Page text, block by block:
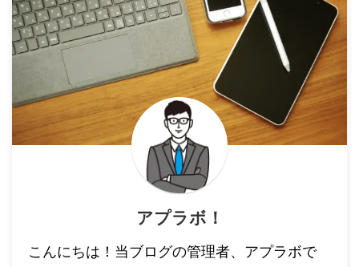
アプラボ！
こんにちは！当ブログの管理者、アプラボで